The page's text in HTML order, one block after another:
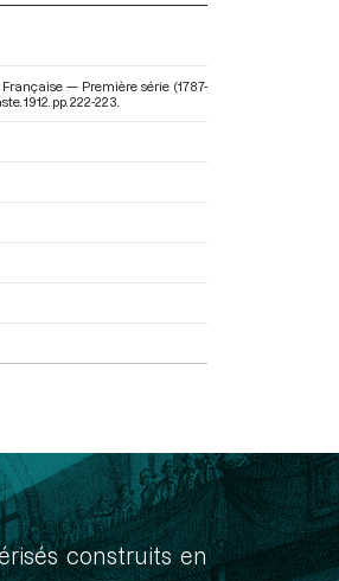
— Première série (1787-
1912. pp. 222-223.
construits en